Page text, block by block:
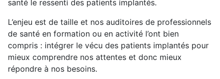
santé le ressenti des patients implantés.
L’enjeu est de taille et nos auditoires de professionnels
de santé en formation ou en activité l’ont bien
compris : intégrer le vécu des patients implantés pour
mieux comprendre nos attentes et donc mieux
répondre à nos besoins.